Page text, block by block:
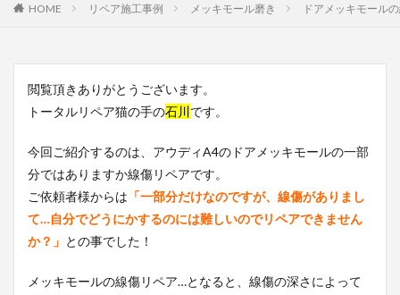
HOME リペア施工事例 メッキモール磨き ドアメッキモール
閲覧頂きありがとうございます。
トータルリペア猫の手の石川です。
今回ご紹介するのは、アウディA4のドアメッキモールの一部
分ではありますか線傷リペアです。
ご依頼者様からは 「一部分だけなのですが、線傷がありまし
て…自分でどうにかするのには難しいのでリペアできません
か？」 との事でした！
メッキモールの線傷リペア…となると、線傷の深さによって